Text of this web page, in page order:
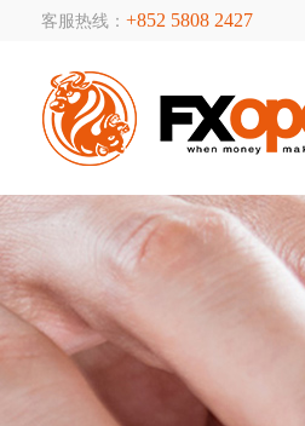
客服热线： +852 5808 2427